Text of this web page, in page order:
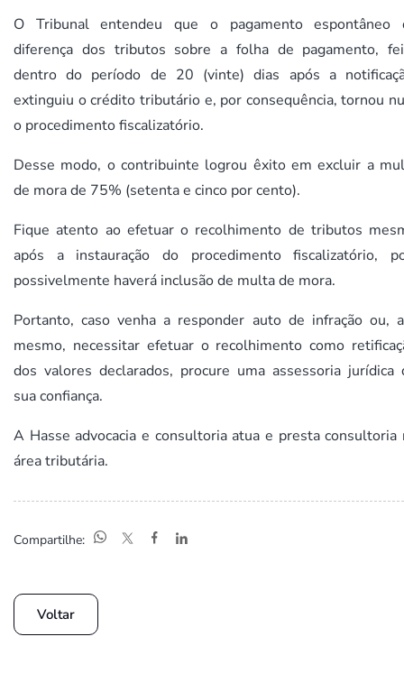
O Tribunal entendeu que o pagamento espontâneo
diferença dos tributos sobre a folha de pagamento,
dentro do período de 20 (vinte) dias após a
extinguiu o crédito tributário e, por consequência, tornou
o procedimento fiscalizatório.
Desse modo, o contribuinte logrou êxito em excluir a
de mora de 75% (setenta e cinco por cento).
Fique atento ao efetuar o recolhimento de tributos
após a instauração do procedimento fiscalizatório,
possivelmente haverá inclusão de multa de mora.
Portanto, caso venha a responder auto de infração ou,
mesmo, necessitar efetuar o recolhimento como
dos valores declarados, procure uma assessoria jurídica
sua confiança.
A Hasse advocacia e consultoria atua e presta consultoria
área tributária.
Compartilhe:
Voltar